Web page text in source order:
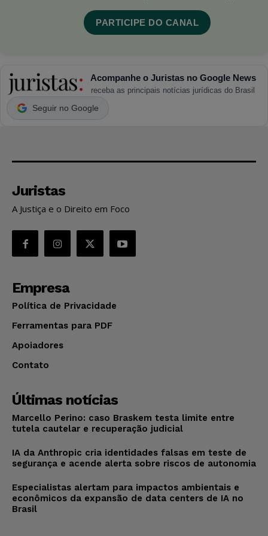
PARTICIPE DO CANAL
Acompanhe o Juristas no Google News
receba as principais notícias jurídicas do Brasil
Seguir no Google
Juristas
A Justiça e o Direito em Foco
Empresa
Política de Privacidade
Ferramentas para PDF
Apoiadores
Contato
Últimas notícias
Marcello Perino: caso Braskem testa limite entre
tutela cautelar e recuperação judicial
IA da Anthropic cria identidades falsas em teste de
segurança e acende alerta sobre riscos de autonomia
Especialistas alertam para impactos ambientais e
econômicos da expansão de data centers de IA no
Brasil